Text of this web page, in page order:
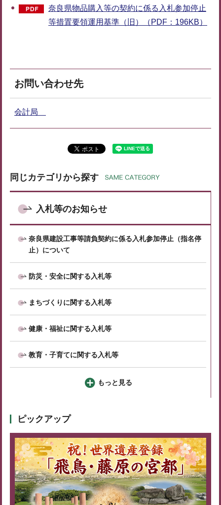
奈良県物品購入等の契約に係る入札参加停止
等措置要領運用基準（旧）（PDF：196KB）
お問い合わせ先
会計局
同じカテゴリから探す
入札等のお知らせ
奈良県建設工事等請負契約に係る入札参加停止（指名停
止）について
防災・安全に関する入札等
まちづくりに関する入札等
健康・福祉に関する入札等
教育・子育てに関する入札等
もっと見る
ピックアップ